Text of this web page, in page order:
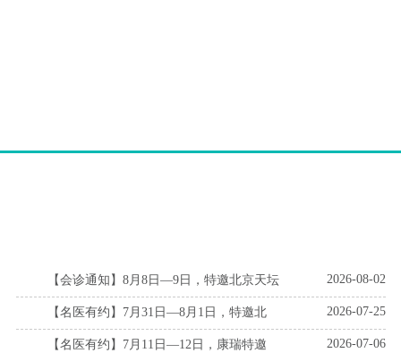
【会诊通知】8月8日—9日，特邀北京天坛 2026-08-02
【名医有约】7月31日—8月1日，特邀北 2026-07-25
【名医有约】7月11日—12日，康瑞特邀 2026-07-06